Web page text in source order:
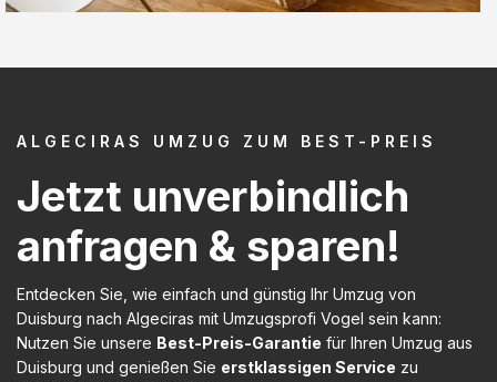
ALGECIRAS UMZUG ZUM BEST-PREIS
Jetzt unverbindlich
anfragen & sparen!
Entdecken Sie, wie einfach und günstig Ihr Umzug von
Duisburg nach Algeciras mit Umzugsprofi Vogel sein kann:
Nutzen Sie unsere Best-Preis-Garantie für Ihren Umzug aus
Duisburg und genießen Sie erstklassigen Service zu